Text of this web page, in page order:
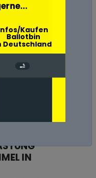
IN
Kaufen
Ballotbin
Deutschland